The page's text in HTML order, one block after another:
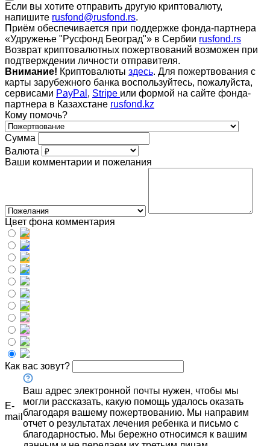
Если вы хотите отправить другую криптовалюту,
напишите rusfond@rusfond.rs.
Приём обеспечивается при поддержке фонда-партнера
«Удружење "Русфонд Београд"» в Сербии rusfond.rs
Возврат криптовалютных пожертвований возможен при
подтверждении личности отправителя.
Внимание! Криптовалюты здесь. Для пожертвования с
карты зарубежного банка воспользуйтесь, пожалуйста,
сервисами PayPal , Stripe или формой на сайте фонда-
партнера в Казахстане rusfond.kz
Кому помочь?
Сумма
Валюта
Ваши комментарии и пожелания
Цвет фона комментария
Как вас зовут?
E-
mail
Ваш адрес электронной почты нужен, чтобы мы
могли рассказать, какую помощь удалось оказать
благодаря вашему пожертвованию. Мы направим
отчет о результатах лечения ребенка и письмо с
благодарностью. Мы бережно относимся к вашим